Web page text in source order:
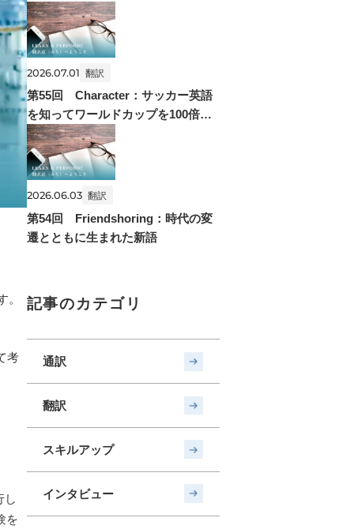
考
し
を
2026.07.01 翻訳
第55回 Character：サッカー英語
を知ってワールドカップを100倍楽
しもう
2026.06.03 翻訳
第54回 Friendshoring：時代の変
遷とともに生まれた新語
記事のカテゴリ
通訳
翻訳
スキルアップ
インタビュー